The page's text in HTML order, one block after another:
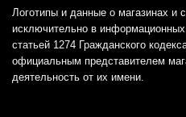
Логотипы и данные о магазинах и
исключительно в
статьей 1274 Гражданского
официальным представителем
деятельность от их имени.